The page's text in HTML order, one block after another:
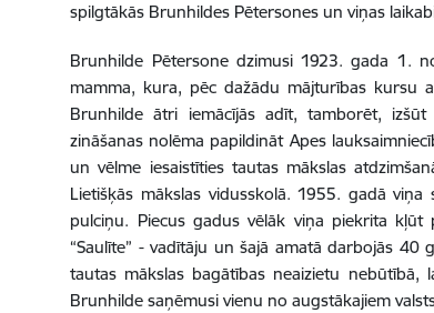
spilgtākās Brunhildes Pētersones un viņas
Brunhilde Pētersone dzimusi 1923. gada 1.
mamma, kura, pēc dažādu mājturības kursu
Brunhilde ātri iemācījās adīt, tamborēt,
zināšanas nolēma papildināt Apes
un vēlme iesaistīties tautas mākslas
Lietišķās mākslas vidusskolā. 1955. gadā
pulciņu. Piecus gadus vēlāk viņa piekrita kļūt
“Saulīte” - vadītāju un šajā amatā darbojās 40
tautas mākslas bagātības neaizietu
Brunhilde saņēmusi vienu no augstākajiem